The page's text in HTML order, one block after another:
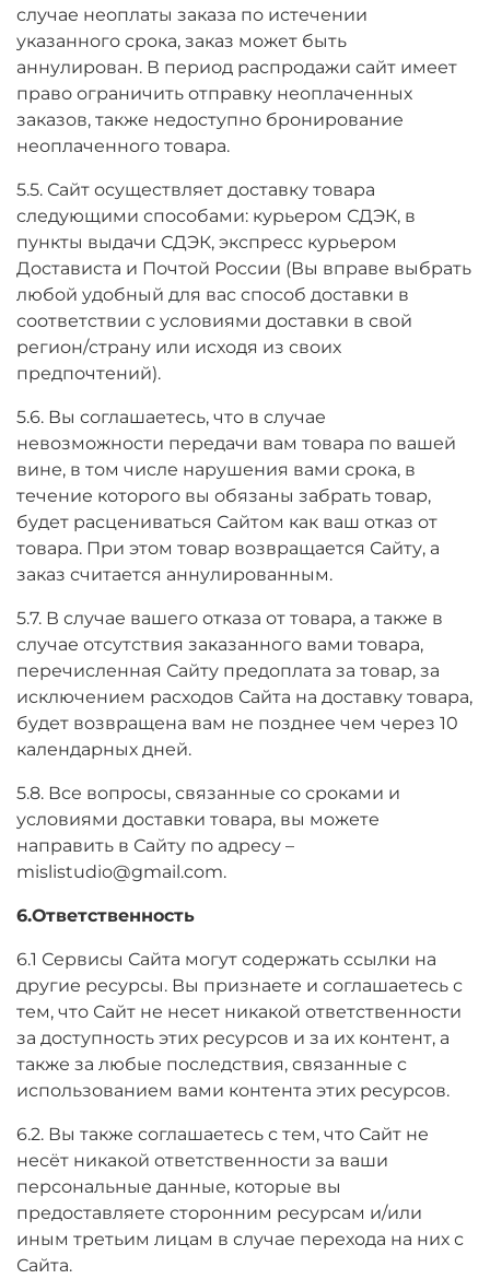
случае неоплаты заказа по истечении
указанного срока, заказ может быть
аннулирован. В период распродажи сайт имеет
право ограничить отправку неоплаченных
заказов, также недоступно бронирование
неоплаченного товара.
5.5. Сайт осуществляет доставку товара
следующими способами: курьером СДЭК, в
пункты выдачи СДЭК, экспресс курьером
Достависта и Почтой России (Вы вправе выбрать
любой удобный для вас способ доставки в
соответствии с условиями доставки в свой
регион/страну или исходя из своих
предпочтений).
5.6. Вы соглашаетесь, что в случае
невозможности передачи вам товара по вашей
вине, в том числе нарушения вами срока, в
течение которого вы обязаны забрать товар,
будет расцениваться Сайтом как ваш отказ от
товара. При этом товар возвращается Сайту, а
заказ считается аннулированным.
5.7. В случае вашего отказа от товара, а также в
случае отсутствия заказанного вами товара,
перечисленная Сайту предоплата за товар, за
исключением расходов Сайта на доставку товара,
будет возвращена вам не позднее чем через 10
календарных дней.
5.8. Все вопросы, связанные со сроками и
условиями доставки товара, вы можете
направить в Сайту по адресу –
mislistudio@gmail.com.
6.Ответственность
6.1 Сервисы Сайта могут содержать ссылки на
другие ресурсы. Вы признаете и соглашаетесь с
тем, что Сайт не несет никакой ответственности
за доступность этих ресурсов и за их контент, а
также за любые последствия, связанные с
использованием вами контента этих ресурсов.
6.2. Вы также соглашаетесь с тем, что Сайт не
несёт никакой ответственности за ваши
персональные данные, которые вы
предоставляете сторонним ресурсам и/или
иным третьим лицам в случае перехода на них с
Сайта.